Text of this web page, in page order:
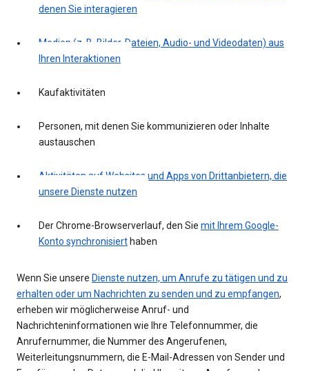
denen Sie interagieren
Medien (z. B. Bilder, Dateien, Audio- und Videodaten) aus
Ihren Interaktionen
Kaufaktivitäten
Personen, mit denen Sie kommunizieren oder Inhalte
austauschen
Aktivitäten auf Websites und Apps von Drittanbietern, die
unsere Dienste nutzen
Der Chrome-Browserverlauf, den Sie mit Ihrem Google-
Konto synchronisiert haben
Wenn Sie unsere Dienste nutzen, um Anrufe zu tätigen und zu
erhalten oder um Nachrichten zu senden und zu empfangen,
erheben wir möglicherweise Anruf- und
Nachrichteninformationen wie Ihre Telefonnummer, die
Anrufernummer, die Nummer des Angerufenen,
Weiterleitungsnummern, die E-Mail-Adressen von Sender und